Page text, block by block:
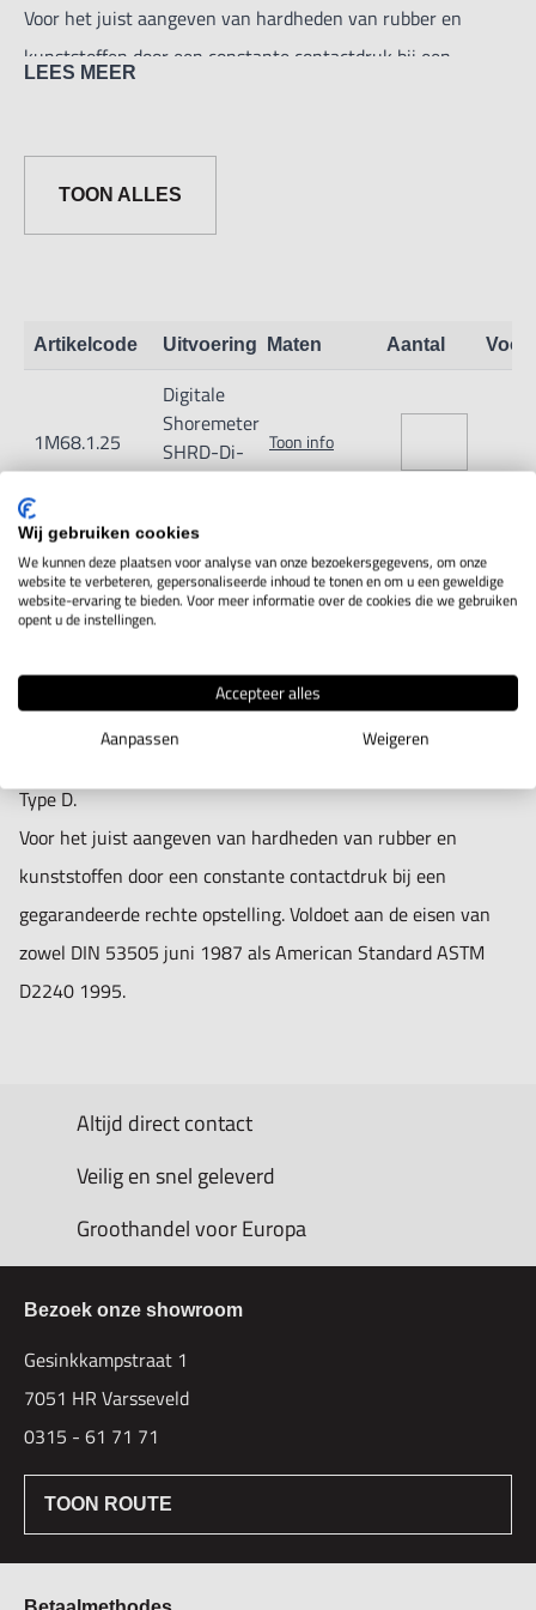
Voor het juist aangeven van hardheden van rubber en
kunststoffen door een constante contactdruk bij een
LEES MEER
TOON ALLES
Artikelcode Uitvoering Maten Aantal
1M68.1.25
Digitale
Shoremeter
SHRD-Di-
Y2K Type D
Toon info
IN WINKELWAGEN
Productomschrijving
Type D.
Voor het juist aangeven van hardheden van rubber en
kunststoffen door een constante contactdruk bij een
gegarandeerde rechte opstelling. Voldoet aan de eisen van
zowel DIN 53505 juni 1987 als American Standard ASTM
D2240 1995.
Altijd direct contact
Veilig en snel geleverd
Groothandel voor Europa
Bezoek onze showroom
Gesinkkampstraat 1
7051 HR Varsseveld
0315 - 61 71 71
TOON ROUTE
Wij gebruiken cookies
We kunnen deze plaatsen voor analyse van onze bezoekersgegevens, om onze
website te verbeteren, gepersonaliseerde inhoud te tonen en om u een geweldige
website-ervaring te bieden. Voor meer informatie over de cookies die we gebruiken
opent u de instellingen.
Accepteer alles
Aanpassen
Weigeren